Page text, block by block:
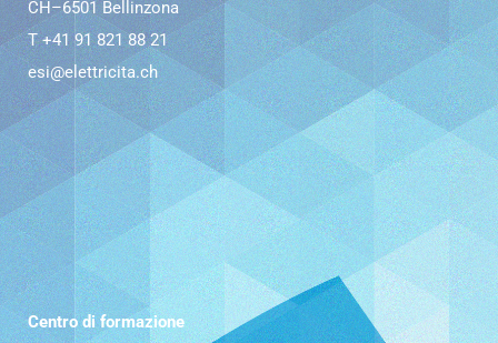
CH–6501 Bellinzona
T +41 91 821 88 21
esi@elettricita.ch
Centro di formazione